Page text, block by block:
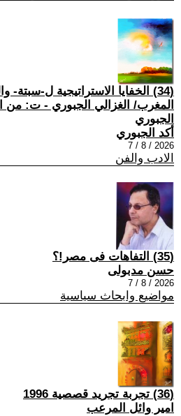
(34) الخفايا الاستراتيجية ل-
المغرب/ الغزالي الجبوري - ت: من
الجبوري
أكد الجبوري
2026 / 8 / 7
الادب والفن
(35) التفاهات فى مصر!؟
حسن مدبولى
2026 / 8 / 7
مواضيع وابحاث سياسية
(36) تجربة تجريد قصصية 1996
امير وائل المرعب